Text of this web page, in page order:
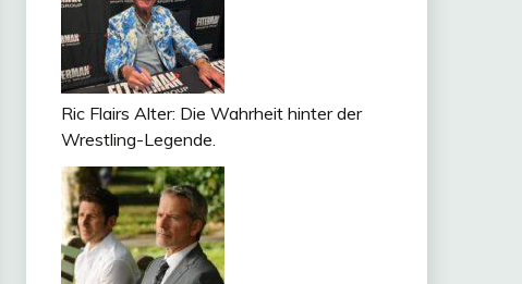
Ric Flairs Alter: Die Wahrheit hinter der
Wrestling-Legende.